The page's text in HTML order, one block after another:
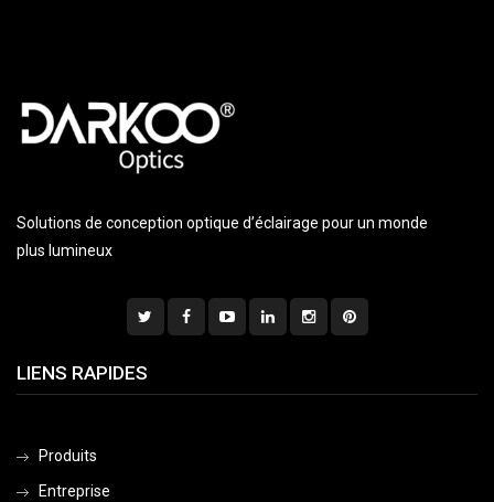
Solutions de conception optique d’éclairage pour un monde
plus lumineux
LIENS RAPIDES
Produits
Entreprise